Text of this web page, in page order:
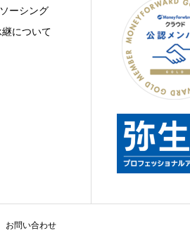
ーシング
について
お問い合わせ